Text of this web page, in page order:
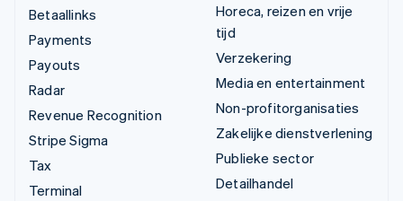
Betaallinks
Payments
Payouts
Radar
Revenue Recognition
Stripe Sigma
Tax
Terminal
Horeca, reizen en vrije
tijd
Verzekering
Media en entertainment
Non-profitorganisaties
Zakelijke dienstverlening
Publieke sector
Detailhandel